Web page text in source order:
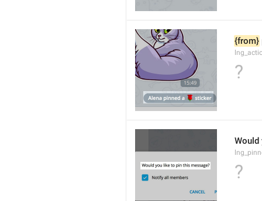
{from}
?
Would
?